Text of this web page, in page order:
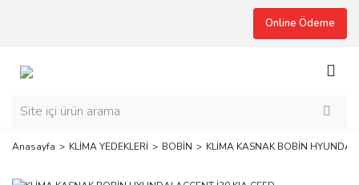
Online Ödeme
Anasayfa KLİMA YEDEKLERİ BOBİN KLİMA KASNAK BOBİN HYUNDAI